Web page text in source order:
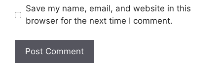
Save my name, email, and website in this
browser for the next time I comment.